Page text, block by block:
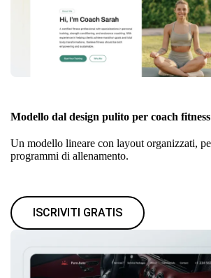
Modello dal design pulito per coach fitness
Un modello lineare con layout organizzati,
programmi di allenamento.
ISCRIVITI GRATIS